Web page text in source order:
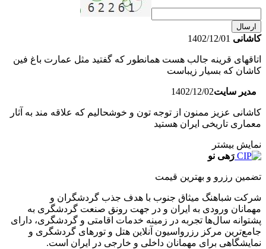
ارسال
کاشانی 1402/12/01
اتاقهای قرینه جالب هست همانطور که گفتید مثل عمارت باغ فین
کاشان که بسیار زیباست
مدیر سایت1402/12/02
کاشانی عزیز ممنون از توجه تون و خوشحالیم که علاقه مند به آثار
معماری تاریخی ایران هستید
نمایش بیشتر
رَهی نو
تضمین رزرو و بهترین قیمت
شرکت شباهنگ میثاق جنوب با هدف جذب گردشگران و
مهمانان ورودی به ایران و در جهت رونق صنعت گردشگری به
پشتوانه سال‌ها تجربه در زمینه خدمات اقامتی و گردشگری، دارای
جامع‌ترین مرکز رزرواسیون آنلاین هتل و تورهای گردشگری و
نمایشگاهی برای مهمانان داخلی و خارجی در ایران است.